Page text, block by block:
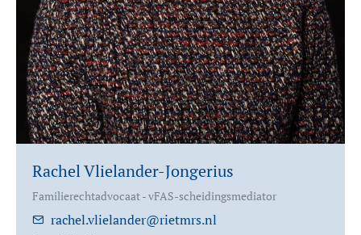
Rachel Vlielander-Jongerius
Familierechtadvocaat - vFAS-scheidingsmediator
rachel.vlielander@rietmrs.nl